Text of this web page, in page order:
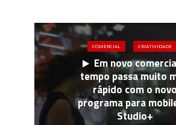
COMERCIAL CRIATIVIDADE
Em novo
tempo passa muito
rápido com o novo
programa para
Studio+